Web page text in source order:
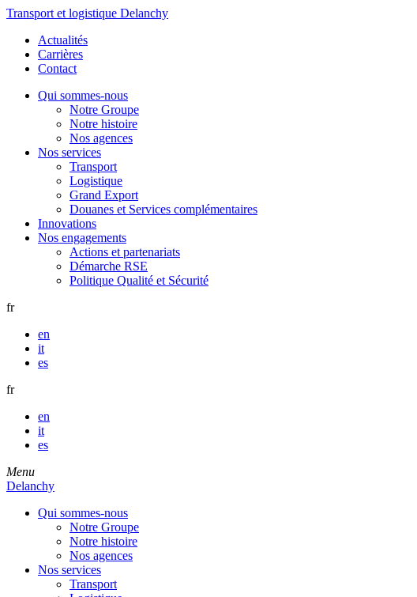
Transport et logistique Delanchy
Actualités
Carrières
Contact
Qui sommes-nous
Notre Groupe
Notre histoire
Nos agences
Nos services
Transport
Logistique
Grand Export
Douanes et Services complémentaires
Innovations
Nos engagements
Actions et partenariats
Démarche RSE
Politique Qualité et Sécurité
fr
en
it
es
fr
en
it
es
Menu
Delanchy
Qui sommes-nous
Notre Groupe
Notre histoire
Nos agences
Nos services
Transport